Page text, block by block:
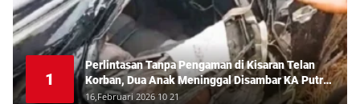
1
Perlintasan Tanpa Pengaman di Kisaran Telan
Korban, Dua Anak Meninggal Disambar KA Putri
Deli
16,Februari 2026 10 21